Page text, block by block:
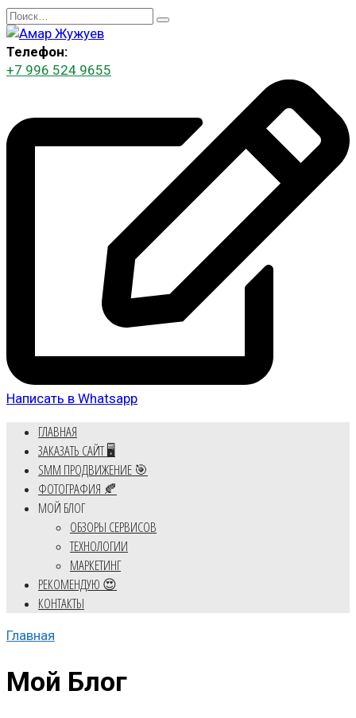
Перейти
к
содержанию
Search
for:
Телефон:
+7 996 524 9655
Написать в Whatsapp
ГЛАВНАЯ
ЗАКАЗАТЬ САЙТ 🖥️
SMM ПРОДВИЖЕНИЕ 🎯
ФОТОГРАФИЯ 🍂
МОЙ БЛОГ
ОБЗОРЫ СЕРВИСОВ
ТЕХНОЛОГИИ
МАРКЕТИНГ
РЕКОМЕНДУЮ 😍
КОНТАКТЫ
Главная
Мой Блог